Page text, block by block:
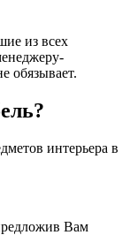
из всех
обязывает.
интерьера в
Вам